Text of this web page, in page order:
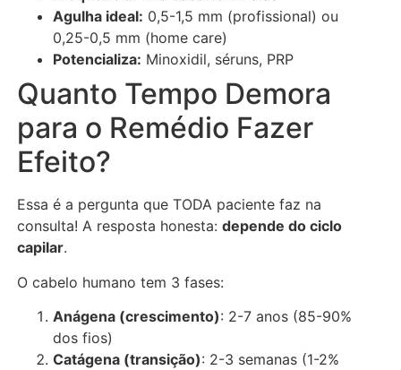
Agulha ideal: 0,5-1,5 mm (profissional) ou
0,25-0,5 mm (home care)
Potencializa: Minoxidil, séruns, PRP
Quanto Tempo Demora
para o Remédio Fazer
Efeito?
Essa é a pergunta que TODA paciente faz na
consulta! A resposta honesta: depende do ciclo
capilar.
O cabelo humano tem 3 fases:
Anágena (crescimento): 2-7 anos (85-90%
dos fios)
Catágena (transição): 2-3 semanas (1-2%